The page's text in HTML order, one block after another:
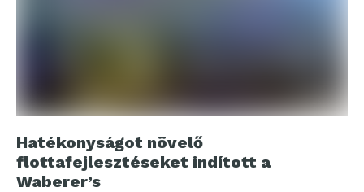
Hatékonyságot növelő
flottafejlesztéseket indított a
Waberer’s